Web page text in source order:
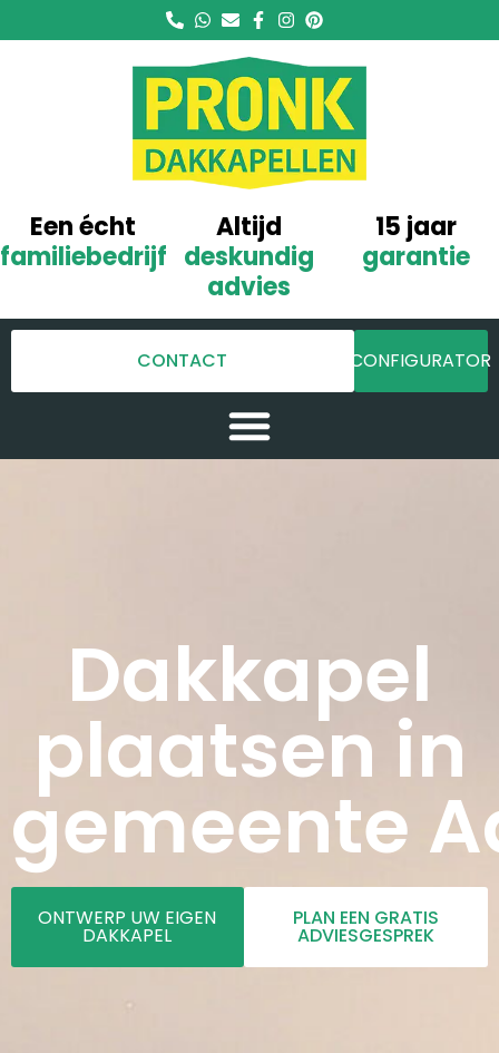
Een écht
familiebedrijf
Altijd
deskundig
advies
15 jaar
garantie
CONTACT CONFIGURATOR
Dakkapel
plaatsen in
gemeente
ONTWERP UW EIGEN
DAKKAPEL
PLAN EEN GRATIS
ADVIESGESPREK